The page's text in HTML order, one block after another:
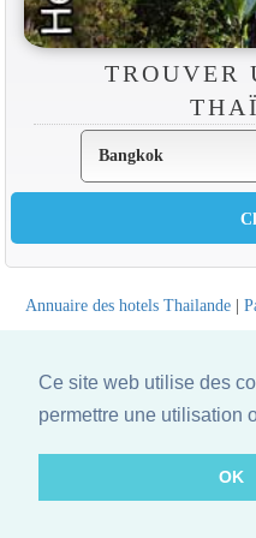
Ce site web utilise des
permettre une utilisation
OK
TROUVER
Annuaire des hotels Thailande |